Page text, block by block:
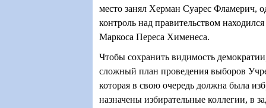
место занял Херман Суарес Фламерич,
контроль над правительством
Маркоса Переса Хименеса.
Чтобы сохранить видимость
сложный план проведения выборов
которая в свою очередь должна была
назначены избирательные коллегии, в